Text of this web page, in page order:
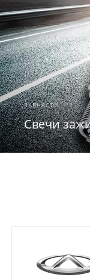
ЗАПЧАСТИ
Свечи